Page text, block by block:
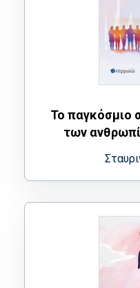
Το παγκόσμιο
των